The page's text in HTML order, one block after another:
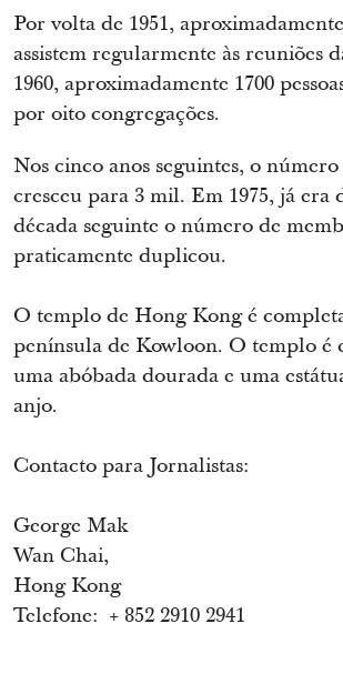
Por volta de 1951,
assistem regularmente às reuniões
1960, aproximadamente 1700
por oito congregações.
Nos cinco anos seguintes, o
cresceu para 3 mil. Em 1975, já era
década seguinte o número de
praticamente duplicou.
O templo de Hong Kong é
península de Kowloon. O templo é
uma abóbada dourada e uma
anjo.
Contacto para Jornalistas:
George Mak
Wan Chai,
Hong Kong
Telefone: + 852 2910 2941